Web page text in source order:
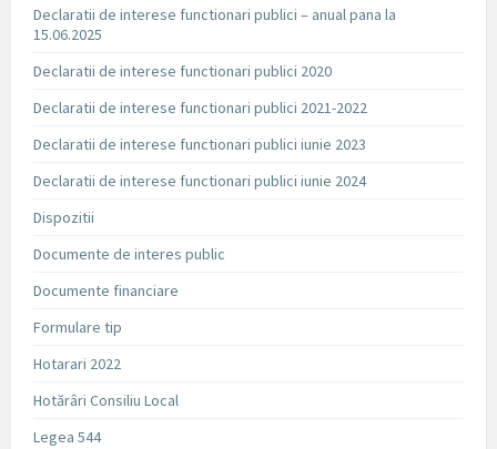
Declaratii de interese functionari publici – anual pana la
15.06.2025
Declaratii de interese functionari publici 2020
Declaratii de interese functionari publici 2021-2022
Declaratii de interese functionari publici iunie 2023
Declaratii de interese functionari publici iunie 2024
Dispozitii
Documente de interes public
Documente financiare
Formulare tip
Hotarari 2022
Hotărâri Consiliu Local
Legea 544